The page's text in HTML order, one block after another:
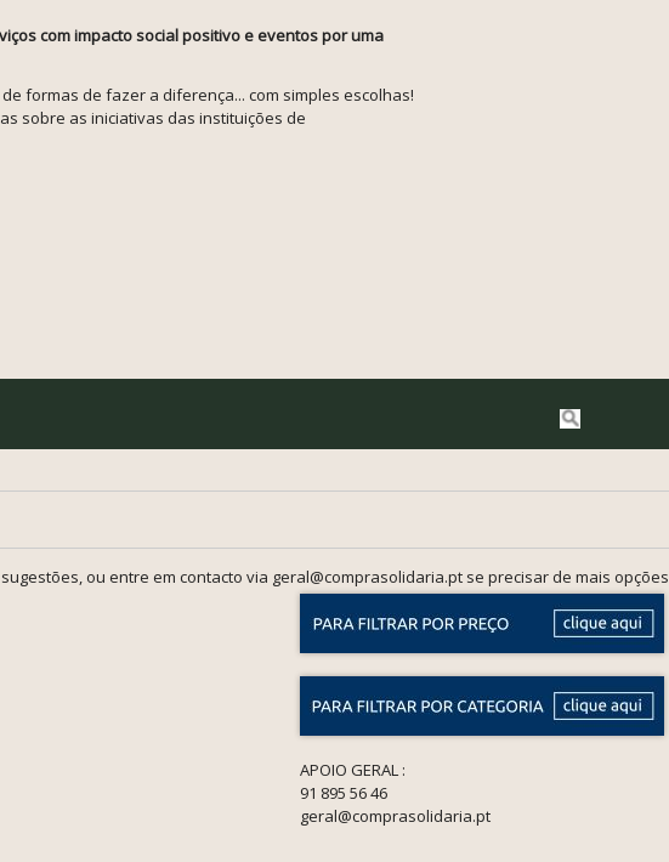
com impacto social positivo e eventos por uma
formas de fazer a diferença... com simples escolhas!
sobre as iniciativas das instituições de
ou entre em contacto via geral@comprasolidaria.pt se precisar de mais opções
APOIO GERAL :
91 895 56 46
geral@comprasolidaria.pt